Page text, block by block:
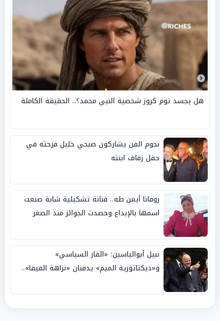
هل يجسد توم كروز شخصية النبي محمد؟.. الحقيقة الكاملة
نجوم الفن يشاركون صبحي خليل فرحته في
حفل زفاف ابنته
روفانا أيمن طه.. فنانة تشكيلية شابة صنعت
اسمها بالإبداع وحصدت الجوائز منذ الصغر
نبيل أبوالياسين: «الفار السياسي»
و«ديكتاتورية الميم» يدفنان «نزاهة الفيفا»..